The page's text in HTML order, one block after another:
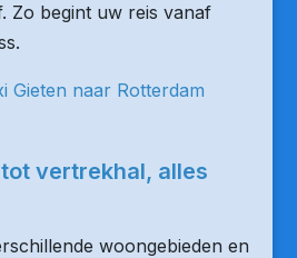
Zo begint uw reis vanaf
Gieten naar Rotterdam
vertrekhal, alles
woongebieden en